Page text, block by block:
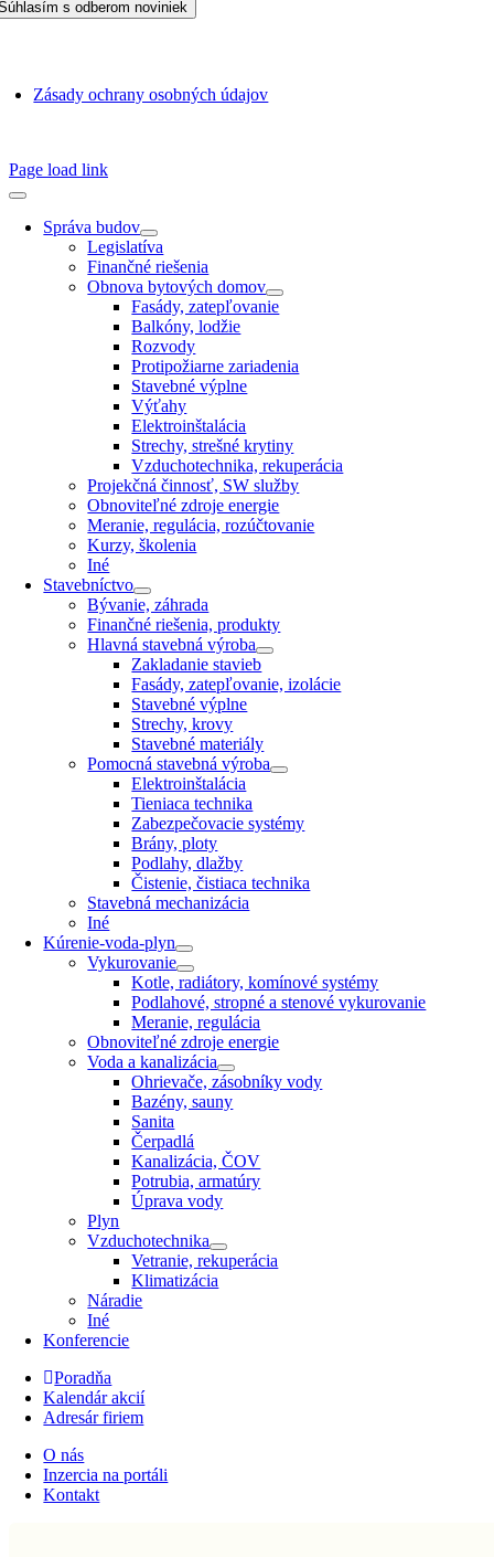
Zásady ochrany osobných údajov
Page load link
Správa budov
Legislatíva
Finančné riešenia
Obnova bytových domov
Fasády, zatepľovanie
Balkóny, lodžie
Rozvody
Protipožiarne zariadenia
Stavebné výplne
Výťahy
Elektroinštalácia
Strechy, strešné krytiny
Vzduchotechnika, rekuperácia
Projekčná činnosť, SW služby
Obnoviteľné zdroje energie
Meranie, regulácia, rozúčtovanie
Kurzy, školenia
Iné
Stavebníctvo
Bývanie, záhrada
Finančné riešenia, produkty
Hlavná stavebná výroba
Zakladanie stavieb
Fasády, zatepľovanie, izolácie
Stavebné výplne
Strechy, krovy
Stavebné materiály
Pomocná stavebná výroba
Elektroinštalácia
Tieniaca technika
Zabezpečovacie systémy
Brány, ploty
Podlahy, dlažby
Čistenie, čistiaca technika
Stavebná mechanizácia
Iné
Kúrenie-voda-plyn
Vykurovanie
Kotle, radiátory, komínové systémy
Podlahové, stropné a stenové vykurovanie
Meranie, regulácia
Obnoviteľné zdroje energie
Voda a kanalizácia
Ohrievače, zásobníky vody
Bazény, sauny
Sanita
Čerpadlá
Kanalizácia, ČOV
Potrubia, armatúry
Úprava vody
Plyn
Vzduchotechnika
Vetranie, rekuperácia
Klimatizácia
Náradie
Iné
Konferencie
Poradňa
Kalendár akcií
Adresár firiem
O nás
Inzercia na portáli
Kontakt